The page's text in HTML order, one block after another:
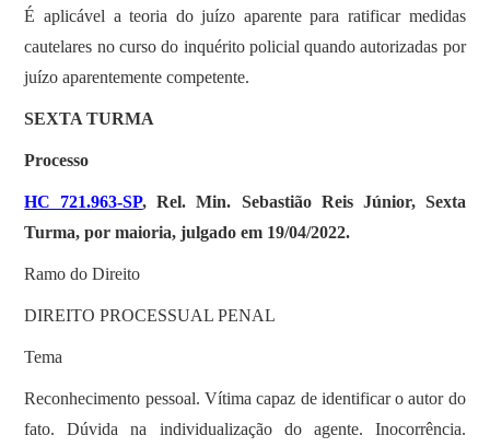
É aplicável a teoria do juízo aparente para ratificar medidas
cautelares no curso do inquérito policial quando autorizadas por
juízo aparentemente competente.
SEXTA TURMA
Processo
HC 721.963-SP, Rel. Min. Sebastião Reis Júnior, Sexta
Turma, por maioria, julgado em 19/04/2022.
Ramo do Direito
DIREITO PROCESSUAL PENAL
Tema
Reconhecimento pessoal. Vítima capaz de identificar o autor do
fato. Dúvida na individualização do agente. Inocorrência.